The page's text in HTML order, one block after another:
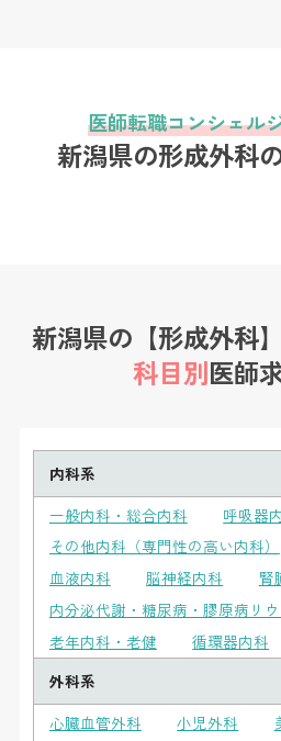
医師転職コンシェル
新潟県の形成外科
新潟県の【形成外科
科目別医師
内科系
一般内科・総合内科
呼吸器
その他内科（専門性の高い内科）
血液内科
脳神経内科 腎
内分泌代謝・糖尿病・膠原病リ
老年内科・老健
循環器内科
外科系
心臓血管外科
小児外科